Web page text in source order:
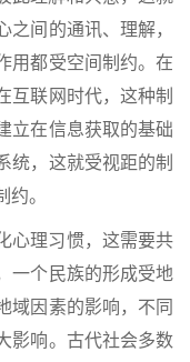
间的通讯、理解，
用都受空间制约。在
互联网时代，这种制
立在信息获取的基础
统，这就受视距的制
。
心理习惯，这需要共
一个民族的形成受地
域因素的影响，不同
影响。古代社会多数